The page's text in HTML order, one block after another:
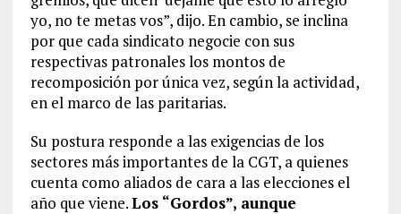
yo, no te metas vos”, dijo. En cambio, se inclina
por que cada sindicato negocie con sus
respectivas patronales los montos de
recomposición por única vez, según la actividad,
en el marco de las paritarias.
Su postura responde a las exigencias de los
sectores más importantes de la CGT, a quienes
cuenta como aliados de cara a las elecciones el
año que viene.Los “Gordos”, aunque